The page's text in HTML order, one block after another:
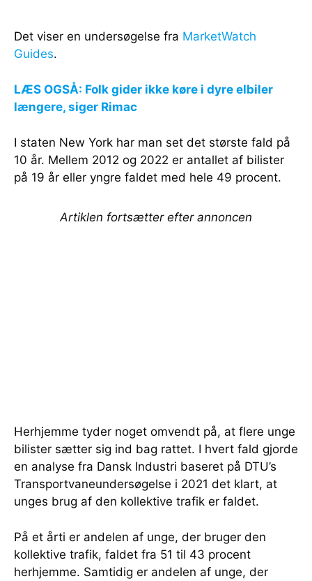
Det viser en undersøgelse fra MarketWatch
Guides.
LÆS OGSÅ: Folk gider ikke køre i dyre elbiler
længere, siger Rimac
I staten New York har man set det største fald på
10 år. Mellem 2012 og 2022 er antallet af bilister
på 19 år eller yngre faldet med hele 49 procent.
Artiklen fortsætter efter annoncen
Herhjemme tyder noget omvendt på, at flere unge
bilister sætter sig ind bag rattet. I hvert fald gjorde
en analyse fra Dansk Industri baseret på DTU’s
Transportvaneundersøgelse i 2021 det klart, at
unges brug af den kollektive trafik er faldet.
På et årti er andelen af unge, der bruger den
kollektive trafik, faldet fra 51 til 43 procent
herhjemme. Samtidig er andelen af unge, der